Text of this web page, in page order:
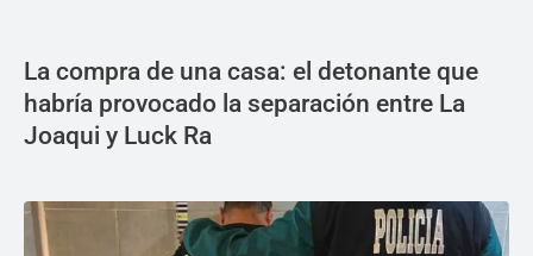
La compra de una casa: el detonante que
habría provocado la separación entre La
Joaqui y Luck Ra